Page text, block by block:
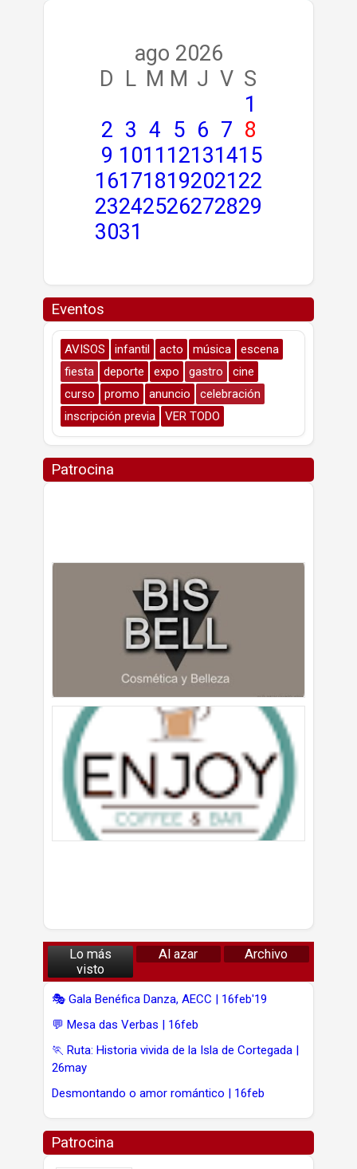
ago 2026
D L M M J V S
1
2 3 4 5 6 7 8
9 1011 12131415
16171819202122
23242526272829
3031
Eventos
AVISOS infantil acto música
escena
fiesta
deporte expo gastro
cine
curso
promo anuncio
celebración
inscripción previa
VER TODO
Patrocina
Lo más
visto
Al azar Archivo
🎭 Gala Benéfica Danza, AECC | 16feb'19
💬 Mesa das Verbas | 16feb
🏃 Ruta: Historia vivida de la Isla de Cortegada |
26may
Desmontando o amor romántico | 16feb
Patrocina